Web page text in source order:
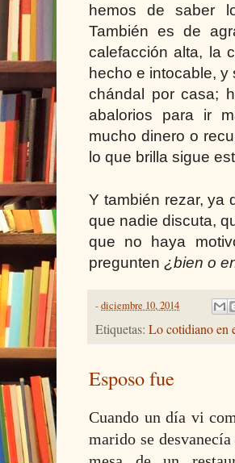
hemos de saber
También es de
calefacción alta, la
hecho e intocable, y
chándal por casa;
abalorios para ir
mucho dinero o
lo que brilla sigue
Y también rezar, ya
que nadie discuta,
que no haya
pregunten ¿bien o
-diciembre 10, 2014
Etiquetas: Lo cotidiano en
Esposo fue
Cuando un día vi
marido se